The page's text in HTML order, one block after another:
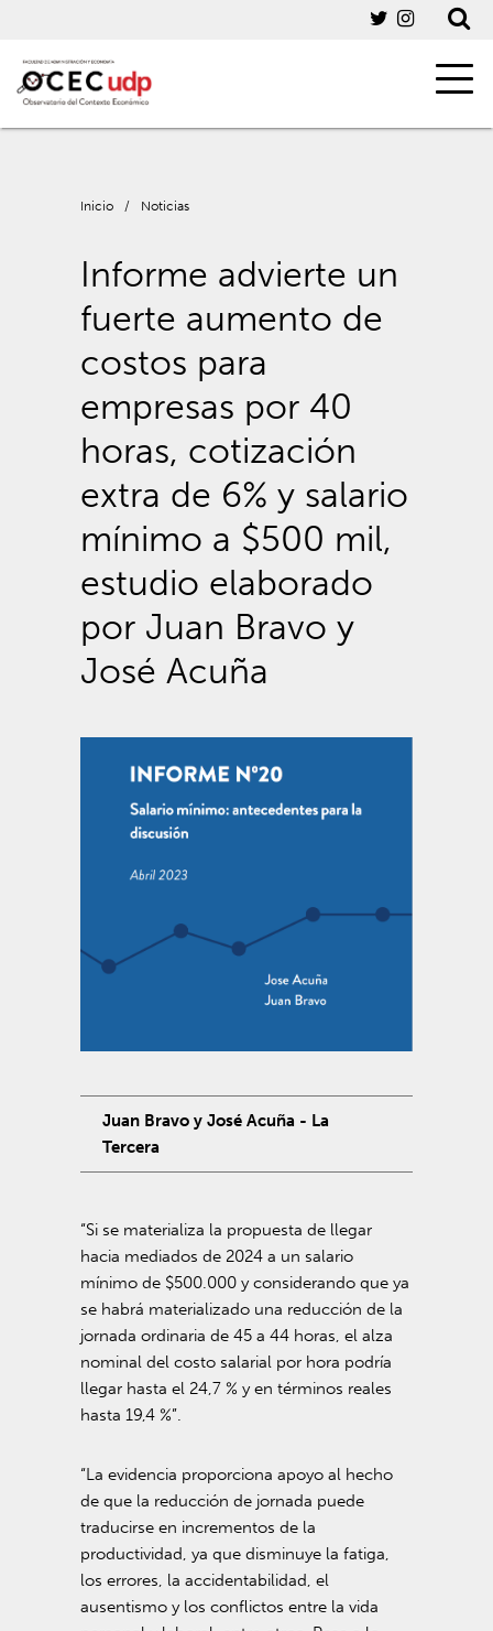
Inicio / Noticias
Informe advierte un
fuerte aumento de
costos para
empresas por 40
horas, cotización
extra de 6% y salario
mínimo a $500 mil,
estudio elaborado
por Juan Bravo y
José Acuña
Juan Bravo y José Acuña - La
Tercera
“Si se materializa la propuesta de llegar
hacia mediados de 2024 a un salario
mínimo de $500.000 y considerando que ya
se habrá materializado una reducción de la
jornada ordinaria de 45 a 44 horas, el alza
nominal del costo salarial por hora podría
llegar hasta el 24,7 % y en términos reales
hasta 19,4 %”.
“La evidencia proporciona apoyo al hecho
de que la reducción de jornada puede
traducirse en incrementos de la
productividad, ya que disminuye la fatiga,
los errores, la accidentabilidad, el
ausentismo y los conflictos entre la vida